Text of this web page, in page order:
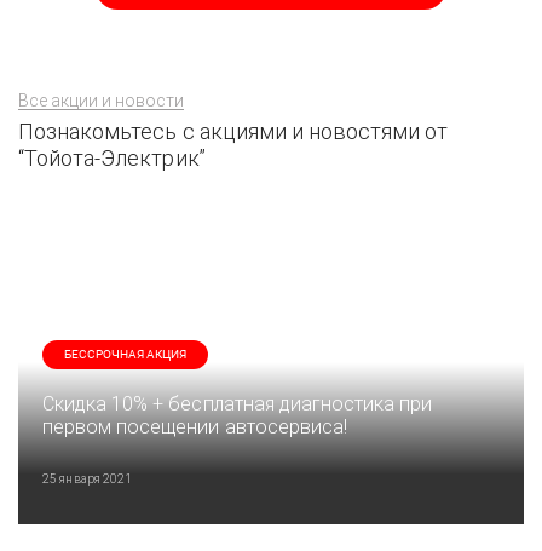
Все акции и новости
Познакомьтесь с акциями и новостями от
“Тойота-Электрик”
БЕССРОЧНАЯ АКЦИЯ
Скидка 10% + бесплатная диагностика при
первом посещении автосервиса!
25 января 2021